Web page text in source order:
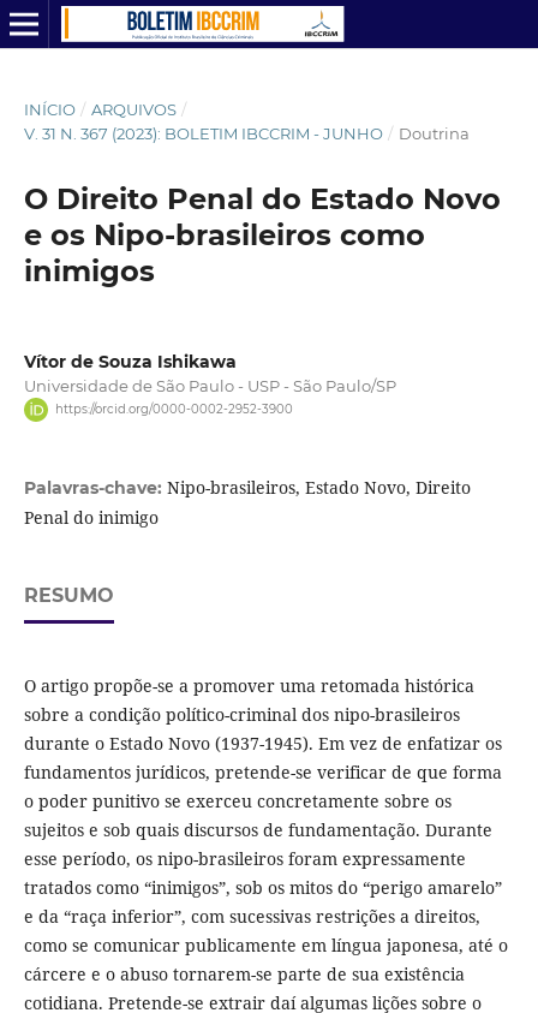
INÍCIO / ARQUIVOS /
V. 31 N. 367 (2023): BOLETIM IBCCRIM - JUNHO / Doutrina
O Direito Penal do Estado Novo
e os Nipo-brasileiros como
inimigos
Vítor de Souza Ishikawa
Universidade de São Paulo - USP - São Paulo/SP
https://orcid.org/0000-0002-2952-3900
Palavras-chave: Nipo-brasileiros, Estado Novo, Direito
Penal do inimigo
RESUMO
O artigo propõe-se a promover uma retomada histórica
sobre a condição político-criminal dos nipo-brasileiros
durante o Estado Novo (1937-1945). Em vez de enfatizar os
fundamentos jurídicos, pretende-se verificar de que forma
o poder punitivo se exerceu concretamente sobre os
sujeitos e sob quais discursos de fundamentação. Durante
esse período, os nipo-brasileiros foram expressamente
tratados como “inimigos”, sob os mitos do “perigo amarelo”
e da “raça inferior”, com sucessivas restrições a direitos,
como se comunicar publicamente em língua japonesa, até o
cárcere e o abuso tornarem-se parte de sua existência
cotidiana. Pretende-se extrair daí algumas lições sobre o